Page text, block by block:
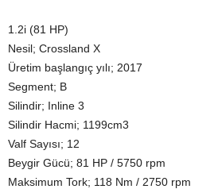
1.2i (81 HP)
Nesil; Crossland X
Üretim başlangıç yılı; 2017
Segment; B
Silindir; Inline 3
Silindir Hacmi; 1199cm3
Valf Sayısı; 12
Beygir Gücü; 81 HP / 5750 rpm
Maksimum Tork; 118 Nm / 2750 rpm